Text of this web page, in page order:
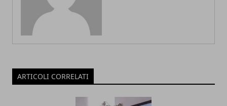
ARTICOLI CORRELATI